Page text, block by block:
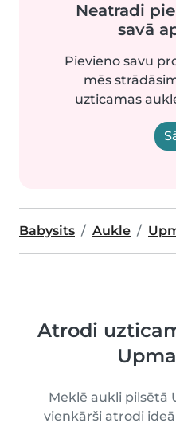
Neatradi
savā
Pievieno savu
mēs
uzticamas
Babysits Aukle
Atrodi
Meklē aukli pilsētā
vienkārši atrodi